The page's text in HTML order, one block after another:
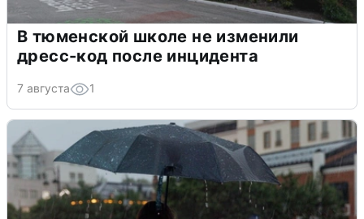
В тюменской школе не изменили
дресс-код после инцидента
7 августа 1